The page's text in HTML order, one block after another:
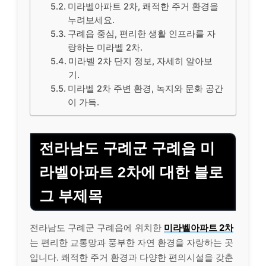
미라벨아파트 2차, 쾌적한 주거 환경을
누려보세요.
구례읍 중심, 편리한 생활 인프라를 자
랑하는 미라벨 2차.
미라벨 2차 단지 정보, 자세히 알아보
기.
미라벨 2차 주변 환경, 녹지와 문화 공간
이 가득.
전라남도 구례군 구례읍 미
라벨아파트 2차에 대한 블로
그 부제목
전라남도 구례군 구례읍에 위치한 미라벨아파트 2차
는 편리한 교통망과 풍부한 자연 환경을 자랑하는 곳
입니다. 쾌적한 주거 환경과 다양한 편의시설을 갖춘